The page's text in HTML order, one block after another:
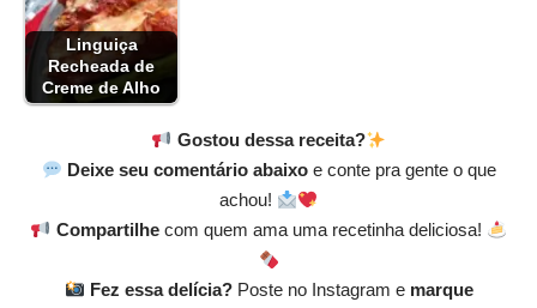
Linguiça
Recheada de
Creme de Alho
Gostou dessa receita?
Deixe seu comentário abaixoe conte pra gente o que
achou!
Compartilhecom quem ama uma recetinha deliciosa!
Fez essa delícia?Poste no Instagram e marque